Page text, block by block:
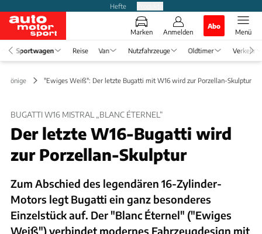
Hefte
Marken Anmelden
Abo
Menü
Sportwagen Reise Van Nutzfahrzeuge Oldtimer Verkehr
"Ewiges Weiß": Der letzte Bugatti mit W16 wird zur Porzellan-Skulptur
BUGATTI W16 MISTRAL „BLANC ÉTERNEL“
Der letzte W16-Bugatti wird
zur Porzellan-Skulptur
Zum Abschied des legendären 16-Zylinder-
Motors legt Bugatti ein ganz besonderes
Einzelstück auf. Der "Blanc Éternel" ("Ewiges
Weiß") verbindet modernes Fahrzeugdesign mit